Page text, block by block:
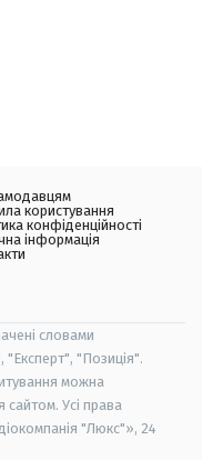
користування
конфіденційності
інформація
словами
"Експерт", "Позиція".
можна
сайтом. Усі права
"Люкс"», 24